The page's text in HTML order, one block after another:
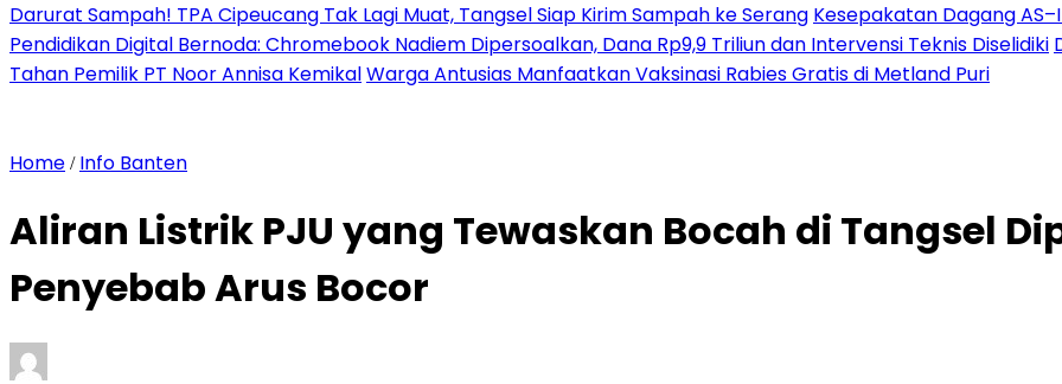
Darurat Sampah! TPA Cipeucang Tak Lagi Muat, Tangsel Siap Kirim Sampah ke Serang Kesepakatan Dagang
Pendidikan Digital Bernoda: Chromebook Nadiem Dipersoalkan, Dana Rp9,9 Triliun dan Intervensi Teknis Diselidiki
Tahan Pemilik PT Noor Annisa KemikalWarga Antusias Manfaatkan Vaksinasi Rabies Gratis di Metland Puri
Home / Info Banten
Aliran Listrik PJU yang Tewaskan Bocah di Tangsel
Penyebab Arus Bocor